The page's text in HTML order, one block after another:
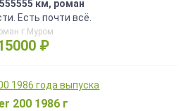
км, роман
Есть почти всë.
г.Муром
₽
200 1986 г